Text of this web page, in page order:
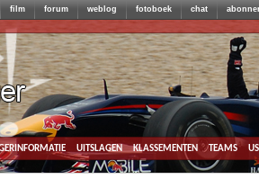
film forum weblog fotoboek chat
uitslagen klassementen teams